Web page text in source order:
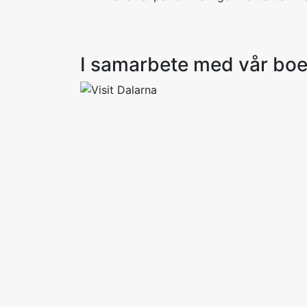
I samarbete med vår